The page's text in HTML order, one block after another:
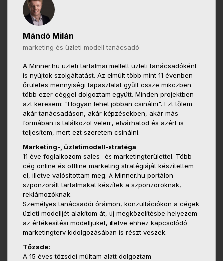
Mándó Milán
marketing és üzleti modell tanácsadó
A Minner.hu üzleti tartalmai mellett üzleti tanácsadóként
is nyújtok szolgáltatást. Az elmúlt több mint 11 évenben
őrületes mennyiségi tapasztalat gyűlt össze miközben
több ezer céggel dolgoztam együtt. Minden projektben
azt keresem: "Hogyan lehet jobban csinálni". Ezt tőlem
akár tanácsadáson, akár képzésekben, akár más
formában is találkozol velem, elvárhatod és azért is
teljesítem, mert ezt szeretem csinálni.
Marketing-, üzletimodell-stratéga
11 éve foglalkozom sales- és marketingterülettel. Több
cég online és offline marketing stratégiáját készítettem
el, illetve valósítottam meg. A Minner.hu portálon
szponzorált tartalmakat készítek a szponzoroknak,
reklámozóknak.
Személyes tanácsadói óráimon, konzultációkon a cégek
üzleti modelljét alakítom át, új megközelítésbe helyezem
az értékesítési modelljüket, illetve ehhez kapcsolódó
marketingterv kidolgozásában is részt veszek.
Tőzsde:
A 15 éves tőzsdei múltam alatt dolgoztam